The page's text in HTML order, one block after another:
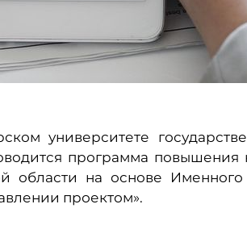
университете
программа повышения
области на основе Именного
проектом».